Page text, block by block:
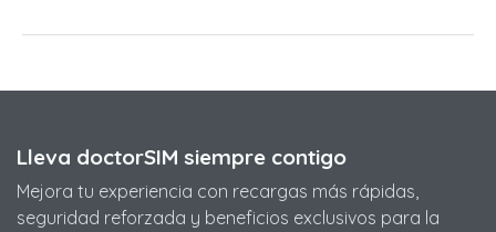
Lleva doctorSIM siempre contigo
Mejora tu experiencia con recargas más rápidas,
seguridad reforzada y beneficios exclusivos para la